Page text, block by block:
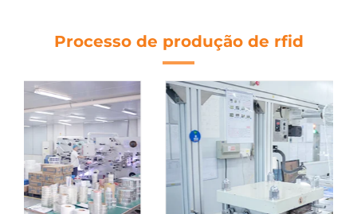
Processo de produção de rfid